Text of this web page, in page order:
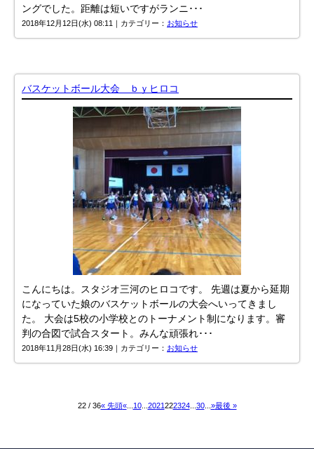
ングでした。距離は短いですがランニ･･･
2018年12月12日(水) 08:11｜カテゴリー： お知らせ
バスケットボール大会 ｂｙヒロコ
こんにちは。スタジオ三河のヒロコです。 先週は夏から延期
になっていた娘のバスケットボールの大会へいってきまし
た。 大会は5校の小学校とのトーナメント制になります。審
判の合図で試合スタート。みんな頑張れ･･･
2018年11月28日(水) 16:39｜カテゴリー： お知らせ
22 / 36« 先頭«... 10... 2021222324... 30... »最後 »